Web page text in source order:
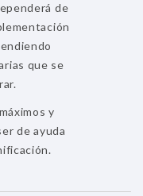
de
que se
y
de ayuda